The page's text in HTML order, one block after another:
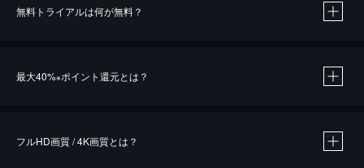
無料トライアルは何が無料？
最大40%※ポイント還元とは？
フルHD画質 / 4K画質とは？